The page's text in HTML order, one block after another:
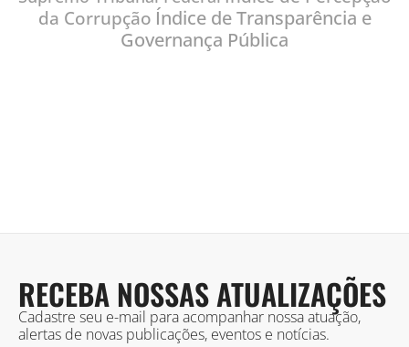
da Corrupção Índice de Transparência e
Governança Pública
RECEBA NOSSAS ATUALIZAÇÕES
Cadastre seu e-mail para acompanhar nossa atuação,
alertas de novas publicações, eventos e notícias.